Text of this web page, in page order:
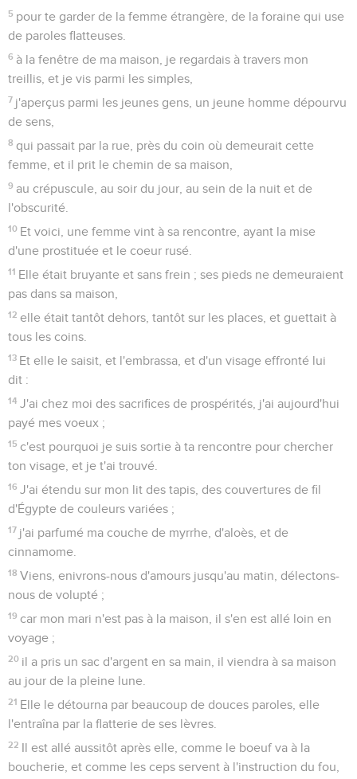
5 pour te garder de la femme étrangère, de la foraine qui use
de paroles flatteuses.
6 à la fenêtre de ma maison, je regardais à travers mon
treillis, et je vis parmi les simples,
7 j'aperçus parmi les jeunes gens, un jeune homme dépourvu
de sens,
8 qui passait par la rue, près du coin où demeurait cette
femme, et il prit le chemin de sa maison,
9 au crépuscule, au soir du jour, au sein de la nuit et de
l'obscurité.
10 Et voici, une femme vint à sa rencontre, ayant la mise
d'une prostituée et le coeur rusé.
11 Elle était bruyante et sans frein ; ses pieds ne demeuraient
pas dans sa maison,
12 elle était tantôt dehors, tantôt sur les places, et guettait à
tous les coins.
13 Et elle le saisit, et l'embrassa, et d'un visage effronté lui
dit :
14 J'ai chez moi des sacrifices de prospérités, j'ai aujourd'hui
payé mes voeux ;
15 c'est pourquoi je suis sortie à ta rencontre pour chercher
ton visage, et je t'ai trouvé.
16 J'ai étendu sur mon lit des tapis, des couvertures de fil
d'Égypte de couleurs variées ;
17 j'ai parfumé ma couche de myrrhe, d'aloès, et de
cinnamome.
18 Viens, enivrons-nous d'amours jusqu'au matin, délectons-
nous de volupté ;
19 car mon mari n'est pas à la maison, il s'en est allé loin en
voyage ;
20 il a pris un sac d'argent en sa main, il viendra à sa maison
au jour de la pleine lune.
21 Elle le détourna par beaucoup de douces paroles, elle
l'entraîna par la flatterie de ses lèvres.
22 Il est allé aussitôt après elle, comme le boeuf va à la
boucherie, et comme les ceps servent à l'instruction du fou,